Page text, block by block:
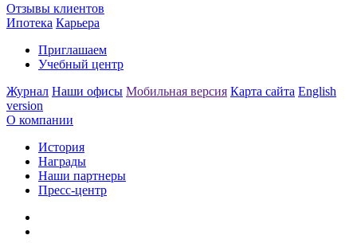
Отзывы клиентов
Ипотека Карьера
Приглашаем
Учебный центр
Журнал Наши офисы Мобильная версия Карта сайта English
version
О компании
История
Награды
Наши партнеры
Пресс-центр